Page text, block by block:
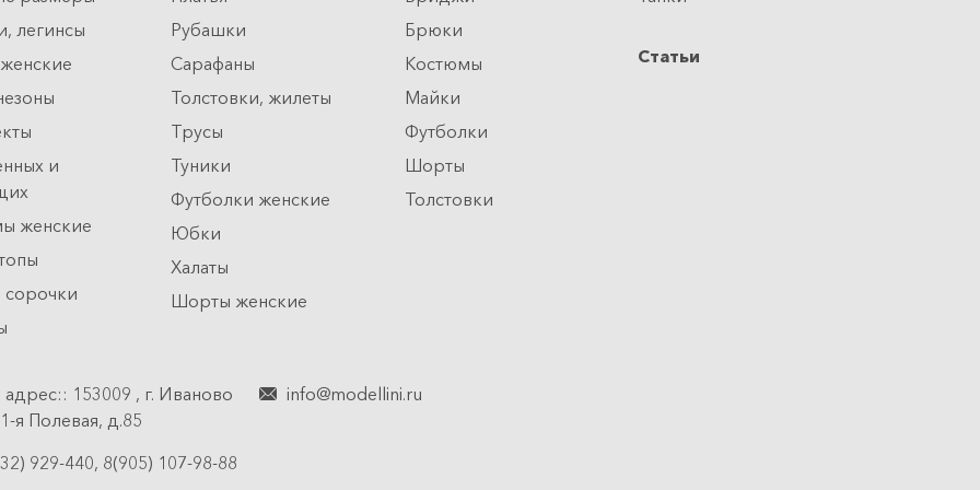
легинсы
и
женские
сорочки
Рубашки
Сарафаны
Толстовки, жилеты
Трусы
Туники
Футболки женские
Юбки
Халаты
Шорты женские
Брюки
Костюмы
Майки
Футболки
Шорты
Толстовки
Статьи
адрес:: 153009 , г. Иваново
1-я Полевая, д.85
929-440, 8(905) 107-98-88
info@modellini.ru